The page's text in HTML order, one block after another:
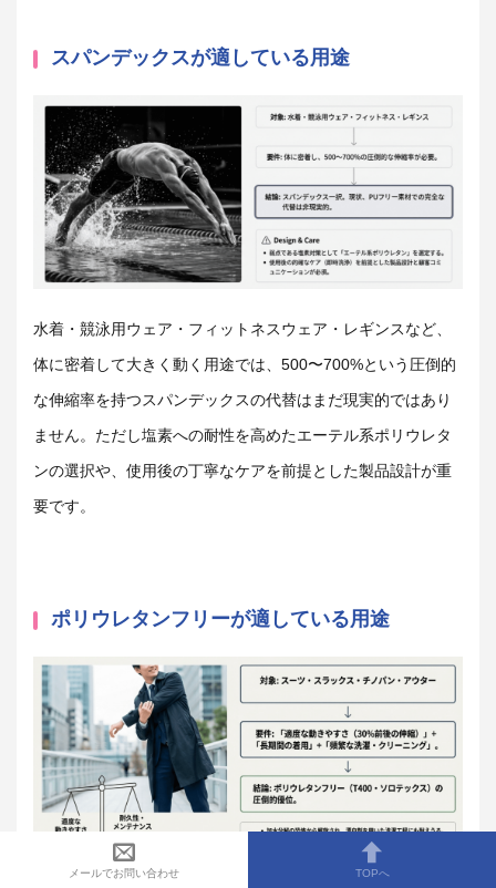
スパンデックスが適している用途
水着・競泳用ウェア・フィットネスウェア・レギンスなど、
体に密着して大きく動く用途では、500〜700%という圧倒的
な伸縮率を持つスパンデックスの代替はまだ現実的ではあり
ません。ただし塩素への耐性を高めたエーテル系ポリウレタ
ンの選択や、使用後の丁寧なケアを前提とした製品設計が重
要です。
ポリウレタンフリーが適している用途
メールでお問い合わせ TOPへ